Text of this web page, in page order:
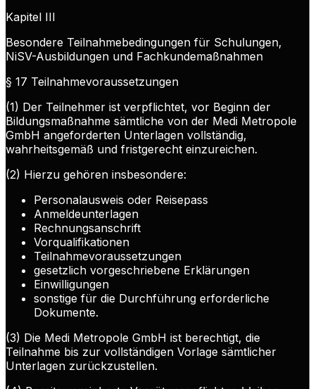
Kapitel III
Besondere Teilnahmebedingungen für Schulungen,
NiSV-Ausbildungen und Fachkundemaßnahmen
§ 17 Teilnahmevoraussetzungen
(1) Der Teilnehmer ist verpflichtet, vor Beginn der
Bildungsmaßnahme sämtliche von der Medi Metropole
GmbH angeforderten Unterlagen vollständig,
wahrheitsgemäß und fristgerecht einzureichen.
(2) Hierzu gehören insbesondere:
Personalausweis oder Reisepass
Anmeldeunterlagen
Rechnungsanschrift
Vorqualifikationen
Teilnahmevoraussetzungen
gesetzlich vorgeschriebene Erklärungen
Einwilligungen
sonstige für die Durchführung erforderliche
Dokumente.
(3) Die Medi Metropole GmbH ist berechtigt, die
Teilnahme bis zur vollständigen Vorlage sämtlicher
Unterlagen zurückzustellen.